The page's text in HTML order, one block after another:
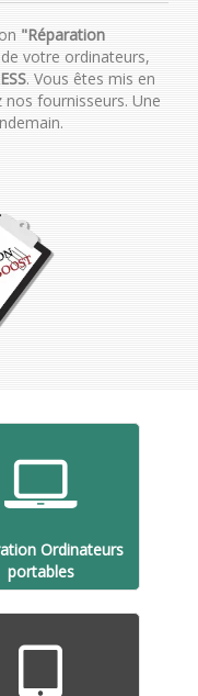
"Réparation
votre ordinateurs,
. Vous êtes mis en
fournisseurs. Une
Ordinateurs
portables